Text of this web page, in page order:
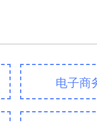
电子商